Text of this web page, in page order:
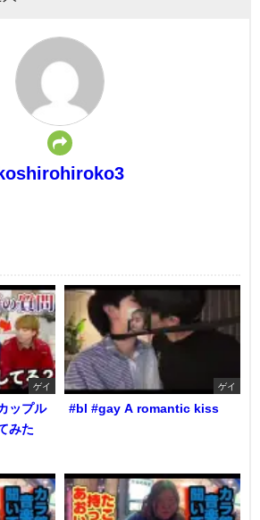
koshirohiroko3
ゲイ
ップル
みた
ゲイ
#bl #gay A romantic kiss